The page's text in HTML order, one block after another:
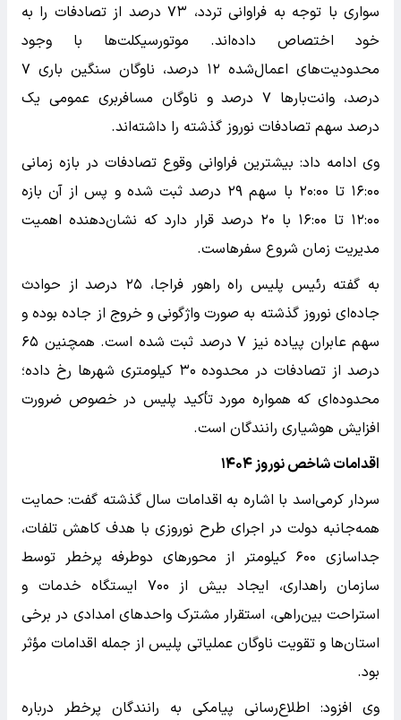
سواری با توجه به فراوانی تردد، ۷۳ درصد از تصادفات را به
خود اختصاص داده‌اند. موتورسیکلت‌ها با وجود
محدودیت‌های اعمال‌شده ۱۲ درصد، ناوگان سنگین باری ۷
درصد، وانت‌بار‌ها ۷ درصد و ناوگان مسافربری عمومی یک
درصد سهم تصادفات نوروز گذشته را داشته‌اند.
وی ادامه داد: بیشترین فراوانی وقوع تصادفات در بازه زمانی
۱۶:۰۰ تا ۲۰:۰۰ با سهم ۲۹ درصد ثبت شده و پس از آن بازه
۱۲:۰۰ تا ۱۶:۰۰ با ۲۰ درصد قرار دارد که نشان‌دهنده اهمیت
مدیریت زمان شروع سفرهاست.
به گفته رئیس پلیس راه راهور فراجا، ۲۵ درصد از حوادث
جاده‌ای نوروز گذشته به صورت واژگونی و خروج از جاده بوده و
سهم عابران پیاده نیز ۷ درصد ثبت شده است. همچنین ۶۵
درصد از تصادفات در محدوده ۳۰ کیلومتری شهر‌ها رخ داده؛
محدوده‌ای که همواره مورد تأکید پلیس در خصوص ضرورت
افزایش هوشیاری رانندگان است.
اقدامات شاخص نوروز ۱۴۰۴
سردار کرمی‌اسد با اشاره به اقدامات سال گذشته گفت: حمایت
همه‌جانبه دولت در اجرای طرح نوروزی با هدف کاهش تلفات،
جداسازی ۶۰۰ کیلومتر از محور‌های دوطرفه پرخطر توسط
سازمان راهداری، ایجاد بیش از ۷۰۰ ایستگاه خدمات و
استراحت بین‌راهی، استقرار مشترک واحد‌های امدادی در برخی
استان‌ها و تقویت ناوگان عملیاتی پلیس از جمله اقدامات مؤثر
بود.
وی افزود: اطلاع‌رسانی پیامکی به رانندگان پرخطر درباره